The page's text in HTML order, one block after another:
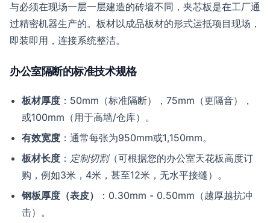
与必须在现场一层一层建造的砖墙不同，夹芯板是在工厂通
过精密机器生产的。板材以成品板材的形式运抵项目现场，
即装即用，连接系统整洁。
办公室隔断的标准技术规格
板材厚度 ：50mm（标准隔断），75mm（更隔音），
或100mm（用于高墙/仓库）。
有效宽度 ：通常每张为950mm或1,150mm。
板材长度 ： 定制切割（可根据您的办公室天花板高度订
购，例如3米，4米，甚至12米，无水平接缝）。
钢板厚度（表皮）
：0.30mm - 0.50mm（越厚越抗冲
击）。